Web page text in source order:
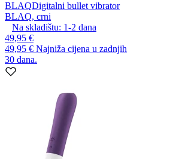
BLAQDigitalni bullet vibrator
BLAQ, crni
Na skladištu: 1-2 dana
49,95 €
49,95 € Najniža cijena u zadnjih
30 dana.